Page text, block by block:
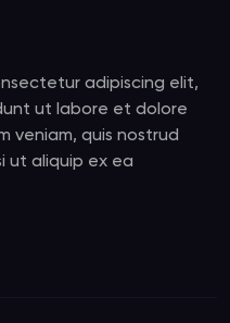
adipiscing elit,
ut labore et dolore
veniam, quis nostrud
ut aliquip ex ea